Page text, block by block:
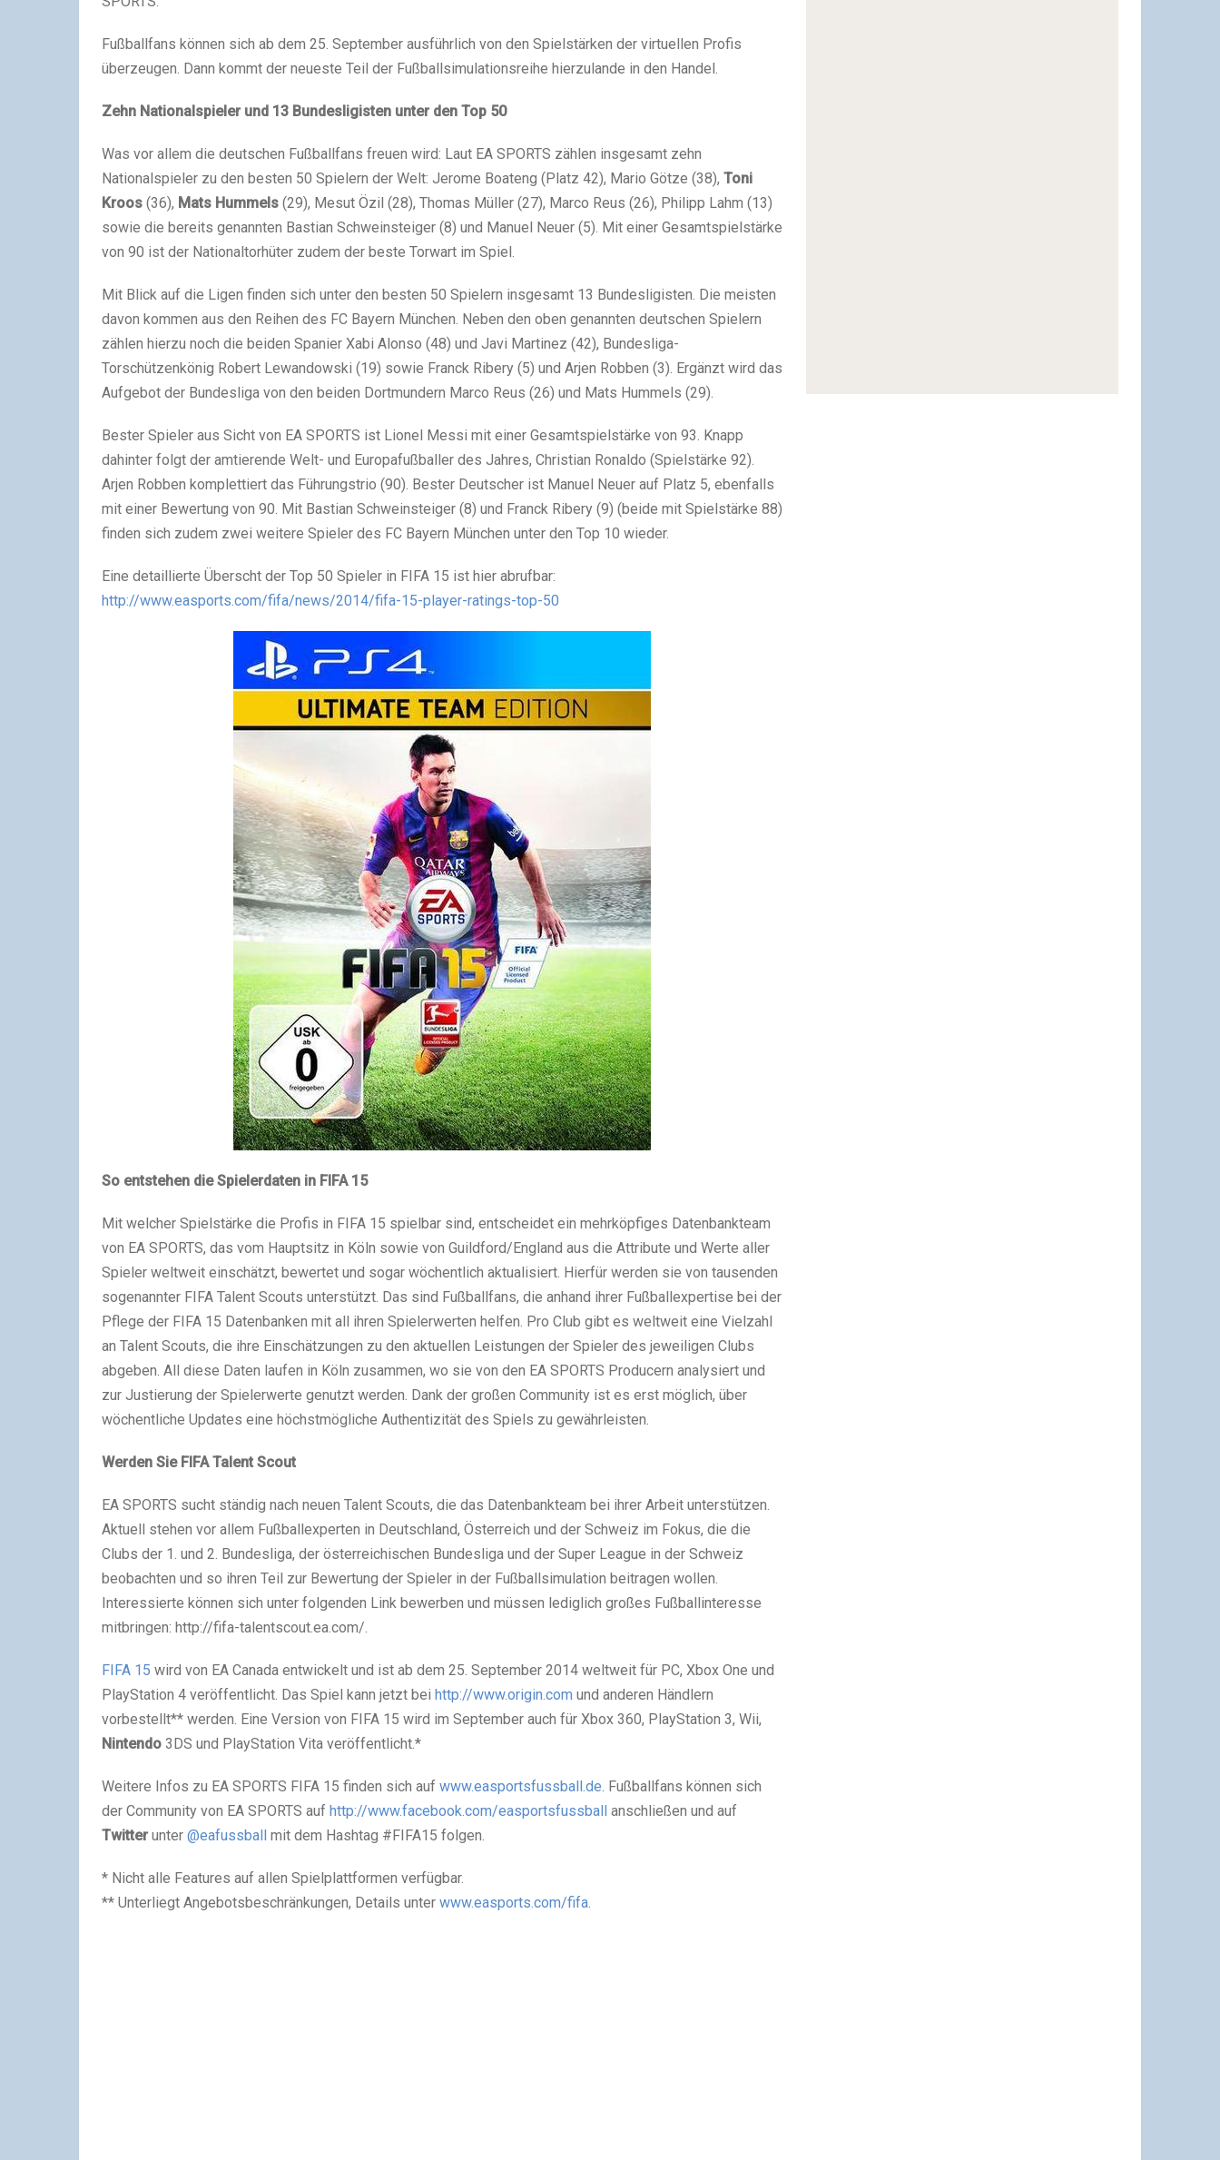
Fußballfans können sich ab dem 25. September ausführlich von den Spielstärken der virtuellen Profis
überzeugen. Dann kommt der neueste Teil der Fußballsimulationsreihe hierzulande in den Handel.
Zehn Nationalspieler und 13 Bundesligisten unter den Top 50
Was vor allem die deutschen Fußballfans freuen wird: Laut EA SPORTS zählen insgesamt zehn
Nationalspieler zu den besten 50 Spielern der Welt: Jerome Boateng (Platz 42), Mario Götze (38), Toni
Kroos (36), Mats Hummels (29), Mesut Özil (28), Thomas Müller (27), Marco Reus (26), Philipp Lahm (13)
sowie die bereits genannten Bastian Schweinsteiger (8) und Manuel Neuer (5). Mit einer Gesamtspielstärke
von 90 ist der Nationaltorhüter zudem der beste Torwart im Spiel.
Mit Blick auf die Ligen finden sich unter den besten 50 Spielern insgesamt 13 Bundesligisten. Die meisten
davon kommen aus den Reihen des FC Bayern München. Neben den oben genannten deutschen Spielern
zählen hierzu noch die beiden Spanier Xabi Alonso (48) und Javi Martinez (42), Bundesliga-
Torschützenkönig Robert Lewandowski (19) sowie Franck Ribery (5) und Arjen Robben (3). Ergänzt wird das
Aufgebot der Bundesliga von den beiden Dortmundern Marco Reus (26) und Mats Hummels (29).
Bester Spieler aus Sicht von EA SPORTS ist Lionel Messi mit einer Gesamtspielstärke von 93. Knapp
dahinter folgt der amtierende Welt- und Europafußballer des Jahres, Christian Ronaldo (Spielstärke 92).
Arjen Robben komplettiert das Führungstrio (90). Bester Deutscher ist Manuel Neuer auf Platz 5, ebenfalls
mit einer Bewertung von 90. Mit Bastian Schweinsteiger (8) und Franck Ribery (9) (beide mit Spielstärke 88)
finden sich zudem zwei weitere Spieler des FC Bayern München unter den Top 10 wieder.
Eine detaillierte Überscht der Top 50 Spieler in FIFA 15 ist hier abrufbar:
http://www.easports.com/fifa/news/2014/fifa-15-player-ratings-top-50
So entstehen die Spielerdaten in FIFA 15
Mit welcher Spielstärke die Profis in FIFA 15 spielbar sind, entscheidet ein mehrköpfiges Datenbankteam
von EA SPORTS, das vom Hauptsitz in Köln sowie von Guildford/England aus die Attribute und Werte aller
Spieler weltweit einschätzt, bewertet und sogar wöchentlich aktualisiert. Hierfür werden sie von tausenden
sogenannter FIFA Talent Scouts unterstützt. Das sind Fußballfans, die anhand ihrer Fußballexpertise bei der
Pflege der FIFA 15 Datenbanken mit all ihren Spielerwerten helfen. Pro Club gibt es weltweit eine Vielzahl
an Talent Scouts, die ihre Einschätzungen zu den aktuellen Leistungen der Spieler des jeweiligen Clubs
abgeben. All diese Daten laufen in Köln zusammen, wo sie von den EA SPORTS Producern analysiert und
zur Justierung der Spielerwerte genutzt werden. Dank der großen Community ist es erst möglich, über
wöchentliche Updates eine höchstmögliche Authentizität des Spiels zu gewährleisten.
Werden Sie FIFA Talent Scout
EA SPORTS sucht ständig nach neuen Talent Scouts, die das Datenbankteam bei ihrer Arbeit unterstützen.
Aktuell stehen vor allem Fußballexperten in Deutschland, Österreich und der Schweiz im Fokus, die die
Clubs der 1. und 2. Bundesliga, der österreichischen Bundesliga und der Super League in der Schweiz
beobachten und so ihren Teil zur Bewertung der Spieler in der Fußballsimulation beitragen wollen.
Interessierte können sich unter folgenden Link bewerben und müssen lediglich großes Fußballinteresse
mitbringen: http://fifa-talentscout.ea.com/.
FIFA 15 wird von EA Canada entwickelt und ist ab dem 25. September 2014 weltweit für PC, Xbox One und
PlayStation 4 veröffentlicht. Das Spiel kann jetzt bei http://www.origin.com und anderen Händlern
vorbestellt** werden. Eine Version von FIFA 15 wird im September auch für Xbox 360, PlayStation 3, Wii,
Nintendo 3DS und PlayStation Vita veröffentlicht.*
Weitere Infos zu EA SPORTS FIFA 15 finden sich auf www.easportsfussball.de. Fußballfans können sich
der Community von EA SPORTS auf http://www.facebook.com/easportsfussball anschließen und auf
Twitter unter @eafussball mit dem Hashtag #FIFA15 folgen.
* Nicht alle Features auf allen Spielplattformen verfügbar.
** Unterliegt Angebotsbeschränkungen, Details unter www.easports.com/fifa.